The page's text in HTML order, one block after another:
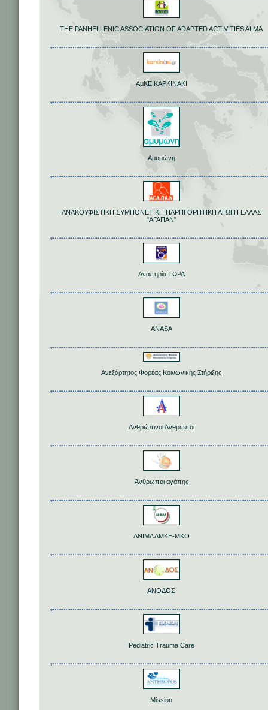
THE PANHELLENIC ASSOCIATION OF ADAPTED ACTIVITIES ALMA
ΑμΚΕ ΚΑΡΚΙΝΑΚΙ
Αμυμώνη
ΑΝΑΚΟΥΦΙΣΤΙΚΗ ΣΥΜΠΟΝΕΤΙΚΗ ΠΑΡΗΓΟΡΗΤΙΚΗ ΑΓΩΓΗ ΕΛΛΑΣ
"ΑΓΑΠΑΝ"
Αναπηρία ΤΩΡΑ
ANASA
Ανεξάρτητος Φορέας Κοινωνικής Στήριξης
Ανθρώπινοι Άνθρωποι
Άνθρωποι αγάπης
ANIMA AMKE-MKO
ΑΝΟΔΟΣ
Pediatric Trauma Care
Mission